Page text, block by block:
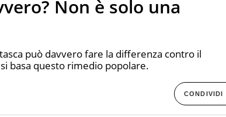
Non è solo una
può davvero fare la differenza contro il
basa questo rimedio popolare.
CONDIVIDI